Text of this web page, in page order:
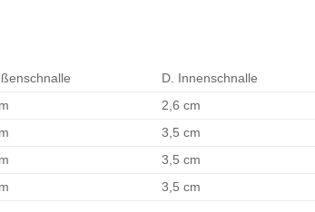
D. Innenschnalle
2,6 cm
3,5 cm
3,5 cm
3,5 cm